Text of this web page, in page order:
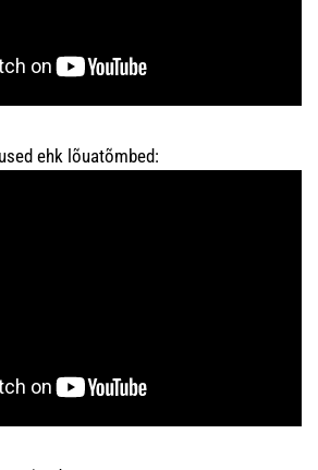
ehk lõuatõmbed: